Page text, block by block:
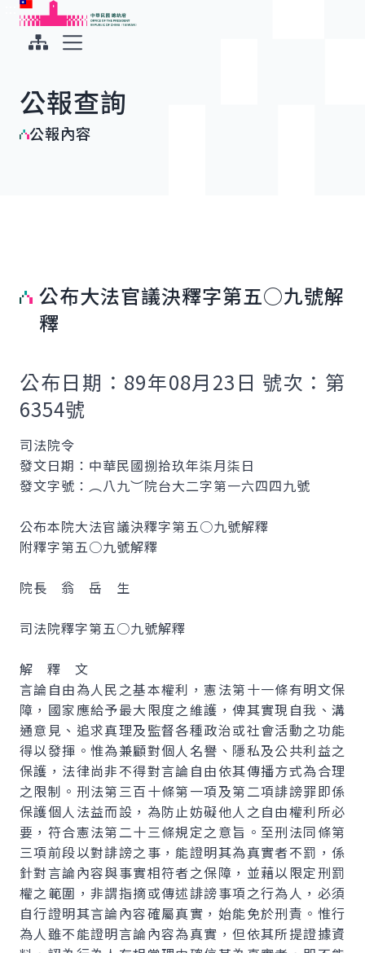
跳到主要內容
中華民國總統府
公報查詢
公報內容
公布大法官議決釋字第五○九號解
釋
公布日期：89年08月23日 號次：第
6354號
司法院令
發文日期：中華民國捌拾玖年柒月柒日
發文字號：︵八九︶院台大二字第一六四四九號
公布本院大法官議決釋字第五○九號解釋
附釋字第五○九號解釋
院長 翁 岳 生
司法院釋字第五○九號解釋
解 釋 文
言論自由為人民之基本權利，憲法第十一條有明文保
障，國家應給予最大限度之維護，俾其實現自我、溝
通意見、追求真理及監督各種政治或社會活動之功能
得以發揮。惟為兼顧對個人名譽、隱私及公共利益之
保護，法律尚非不得對言論自由依其傳播方式為合理
之限制。刑法第三百十條第一項及第二項誹謗罪即係
保護個人法益而設，為防止妨礙他人之自由權利所必
要，符合憲法第二十三條規定之意旨。至刑法同條第
三項前段以對誹謗之事，能證明其為真實者不罰，係
針對言論內容與事實相符者之保障，並藉以限定刑罰
權之範圍，非謂指摘或傳述誹謗事項之行為人，必須
自行證明其言論內容確屬真實，始能免於刑責。惟行
為人雖不能證明言論內容為真實，但依其所提證據資